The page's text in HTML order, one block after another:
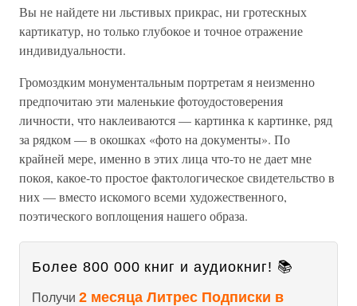
Вы не найдете ни льстивых прикрас, ни гротескных
картикатур, но только глубокое и точное отражение
индивидуальности.
Громоздким монументальным портретам я неизменно
предпочитаю эти маленькие фотоудостоверения
личности, что наклеиваются — картинка к картинке, ряд
за рядком — в окошках «фото на документы». По
крайней мере, именно в этих лица что-то не дает мне
покоя, какое-то простое фактологическое свидетельство в
них — вместо искомого всеми художественного,
поэтического воплощения нашего образа.
Более 800 000 книг и аудиокниг! 📚
Получи 2 месяца Литрес Подписки в